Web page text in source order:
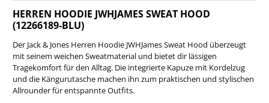
HERREN HOODIE JWHJAMES SWEAT HOOD
(12266189-BLU)
Der Jack & Jones Herren Hoodie JWHJames Sweat Hood überzeugt
mit seinem weichen Sweatmaterial und bietet dir lässigen
Tragekomfort für den Alltag. Die integrierte Kapuze mit Kordelzug
und die Kängurutasche machen ihn zum praktischen und stylischen
Allrounder für entspannte Outfits.